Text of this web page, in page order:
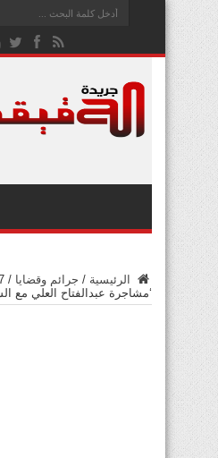
الرئيسية / جرائم وقضايا /
‘مشاجرة عبدالفتاح العلي مع